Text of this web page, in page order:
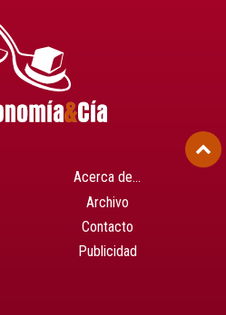
Acerca de…
Archivo
Contacto
Publicidad